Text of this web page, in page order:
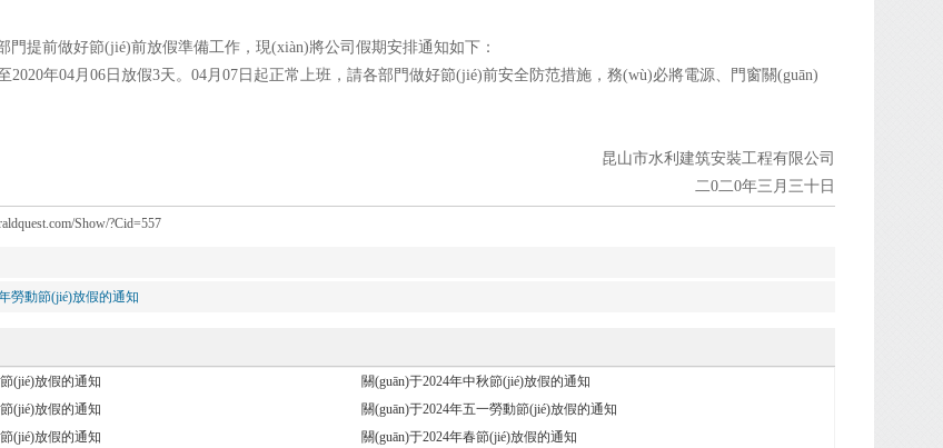
門提前做好節(jié)前放假準備工作，現(xiàn)將公司假期安排通知如下：
2020年04月06日放假3天。04月07日起正常上班，請各部門做好節(jié)前安全防范措施，務(wù)必將電源、門窗關(guān)
昆山市水利建筑安裝工程有限公司
二0二0年三月三十日
Show/?Cid=557
勞動節(jié)放假的通知
(jié)放假的通知
關(guān)于2024年中秋節(jié)放假的通知
(jié)放假的通知
關(guān)于2024年五一勞動節(jié)放假的通知
(jié)放假的通知
關(guān)于2024年春節(jié)放假的通知